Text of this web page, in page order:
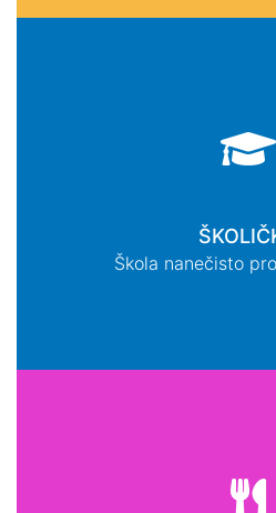
Škola nanečisto